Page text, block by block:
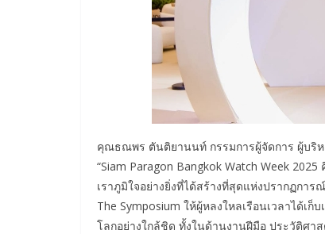
คุณธณพร ตันติยานนท์ กรรมการผู้จัดการ ผู้บริ
“Siam Paragon Bangkok Watch Week
เราภูมิใจอย่างยิ่งที่ได้สร้างที่สุดแห่งปรากฏกา
The Symposium ให้ผู้หลงใหลเรือนเวลาได้
โลกอย่างใกล้ชิด ทั้งในด้านงานฝีมือ ประวัติศา